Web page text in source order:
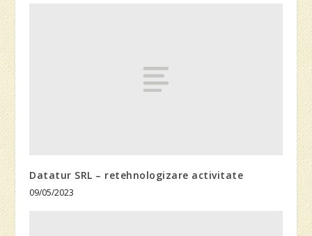
Datatur SRL – retehnologizare activitate
09/05/2023